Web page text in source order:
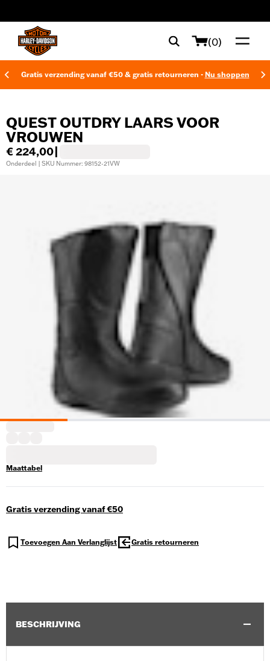
(0)
Gratis verzending vanaf €50 & gratis retourneren - Nu shoppen
QUEST OUTDRY LAARS VOOR
VROUWEN
€ 224,00
Onderdeel | SKU Nummer: 98152-21VW
Maattabel
Gratis verzending vanaf €50
Toevoegen Aan Verlanglijst Gratis retourneren
BESCHRIJVING